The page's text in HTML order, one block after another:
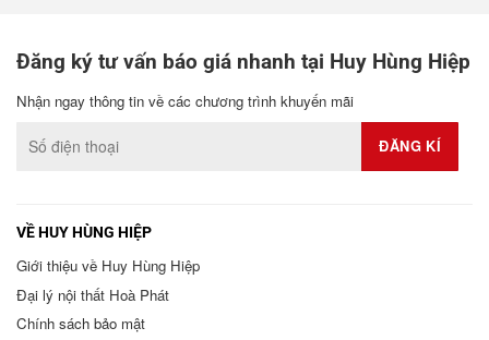
Đăng ký tư vấn báo giá nhanh tại Huy Hùng Hiệp
Nhận ngay thông tin về các chương trình khuyến mãi
VỀ HUY HÙNG HIỆP
Giới thiệu về Huy Hùng Hiệp
Đại lý nội thất Hoà Phát
Chính sách bảo mật